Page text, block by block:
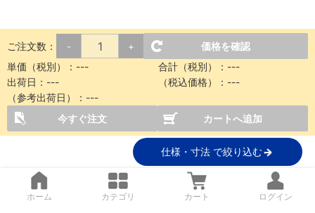
ご注文数： - +
価格を確認
単価（税別）： --- 合計（税別）： ---
出荷日： --- （税込価格）： ---
（参考出荷日）： ---
今すぐ注文
カートへ追加
仕様・寸法 で絞り込む
ホーム カテゴリ カート ログイン